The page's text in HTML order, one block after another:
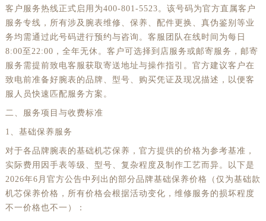
客户服务热线正式启用为400-801-5523。该号码为官方直属客户
服务专线，所有涉及腕表维修、保养、配件更换、真伪鉴别等业
务均需通过此号码进行预约与咨询。客服团队在线时间为每日
8:00至22:00，全年无休。客户可选择到店服务或邮寄服务，邮寄
服务需提前致电客服获取寄送地址与操作指引。官方建议客户在
致电前准备好腕表的品牌、型号、购买凭证及现况描述，以便客
服人员快速匹配服务方案。
二、服务项目与收费标准
1、基础保养服务
对于各品牌腕表的基础机芯保养，官方提供的价格为参考基准，
实际费用因手表等级、型号、复杂程度及制作工艺而异。以下是
2026年6月官方公告中列出的部分品牌基础保养价格（仅为基础款
机芯保养价格，所有价格会根据活动变化，维修服务的损坏程度
不一价格也不一）：